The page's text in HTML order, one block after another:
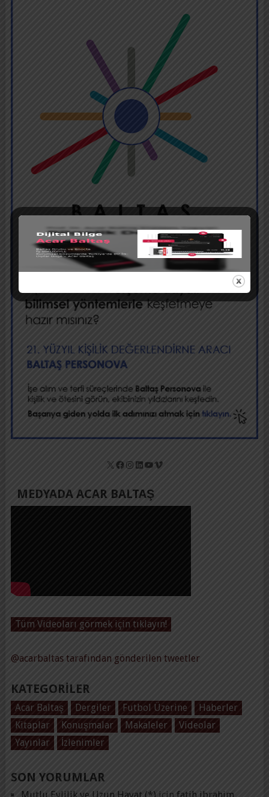
X Facebook
Instagram
LinkedIn
YouTube
Vimeo
MEDYADA ACAR BALTAŞ
Tüm Videoları görmek için tıklayın!
@acarbaltas tarafından gönderilen tweetler
KATEGORILER
Acar Baltaş Dergiler Futbol Üzerine
Haberler
Kitaplar
Konuşmalar Makaleler
Videolar
Yayınlar
İzlenimler
SON YORUMLAR